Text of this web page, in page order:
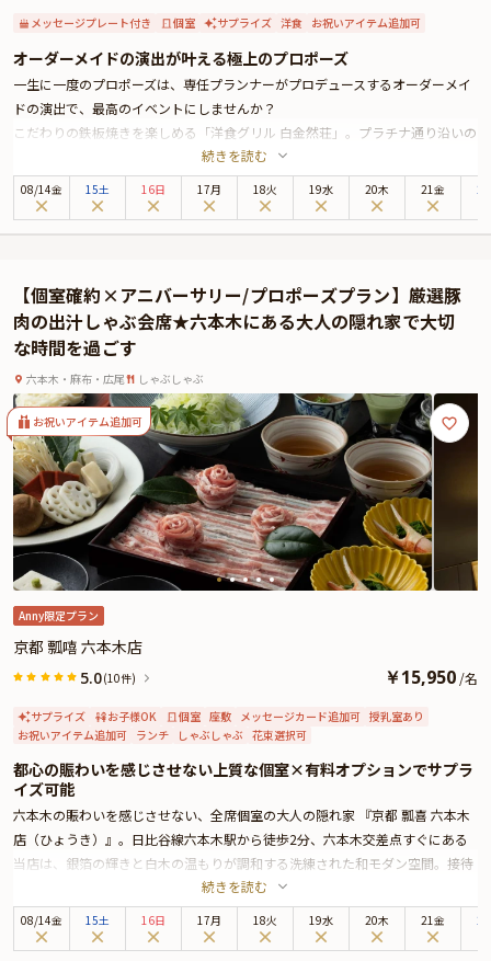
メッセージプレート付き 個室 サプライズ 洋食 お祝いアイテム追加可
オーダーメイドの演出が叶える極上のプロポーズ
一生に一度のプロポーズは、専任プランナーがプロデュースするオーダーメイ
ドの演出で、最高のイベントにしませんか？
こだわりの鉄板焼きを楽しめる「洋食グリル 白金然荘」。プラチナ通り沿いの
竹小路を抜けた先にひっそりと佇む、大人の隠れ家レストランです。
本プランでは、雰囲気抜群の個室をご用意。シェフ自慢のフルコースをご堪能
いただきます。さらに、プロポーズの感動を締めくくる特別な「メッセージ付
続きを読む
08/14金 15土 16日 17月 18火 19水 20木 21金
【個室確約×アニバーサリー/プロポーズプラン】厳選豚
肉の出汁しゃぶ会席★六本木にある大人の隠れ家で大切
な時間を過ごす
六本木・麻布・広尾 しゃぶしゃぶ
お祝いアイテム追加可
Anny限定プラン
京都 瓢嘻 六本木店
5.0(10件) ￥15,950 /名
サプライズ お子様OK 個室 座敷 メッセージカード追加可 授乳室あり
お祝いアイテム追加可 ランチ しゃぶしゃぶ 花束選択可
都心の賑わいを感じさせない上質な個室×有料オプションでサプラ
イズ可能
六本木の賑わいを感じさせない、全席個室の大人の隠れ家 『京都 瓢喜 六本木
店（ひょうき）』。日比谷線六本木駅から徒歩2分、六本木交差点すぐにある
当店は、銀箔の輝きと白木の温もりが調和する洗練された和モダン空間。接待
やお祝いの席、大切な人との特別なひとときに最適です。店内に一歩足を踏み
入れると、お香の香りと清らかな空気が広がり、外気の粉塵を遮断し湿度を管
理する特別な設えが、心地よいひとときを演出します。英語メニューも完備
続きを読む
08/14金 15土 16日 17月 18火 19水 20木 21金